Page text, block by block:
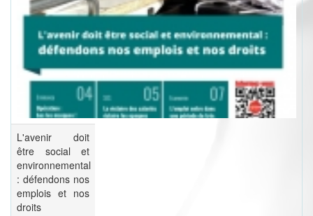
L'avenir doit
être social et
environnemental
: défendons nos
emplois et nos
droits